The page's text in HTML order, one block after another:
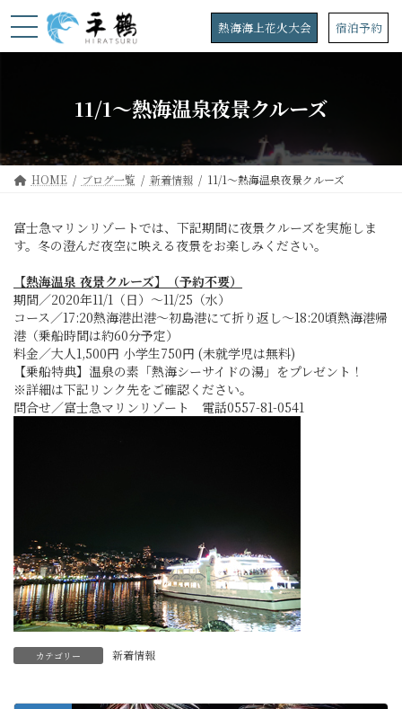
ン
ッ
プ
ビ
移
動
熱海海上花火大会 宿泊予約
11/1～熱海温泉夜景クルーズ
HOME ブログ一覧 新着情報 11/1～熱海温泉夜景クルーズ
富士急マリンリゾートでは、下記期間に夜景クルーズを実施しま
す。冬の澄んだ夜空に映える夜景をお楽しみください。
【熱海温泉 夜景クルーズ】（予約不要）
期間／2020年11/1（日）～11/25（水）
コース／17:20熱海港出港～初島港にて折り返し～18:20頃熱海港帰
港（乗船時間は約60分予定）
料金／大人1,500円 小学生750円 (未就学児は無料)
【乗船特典】温泉の素「熱海シーサイドの湯」をプレゼント！
※詳細は下記リンク先をご確認ください。
問合せ／富士急マリンリゾート 電話0557-81-0541
カテゴリー 新着情報